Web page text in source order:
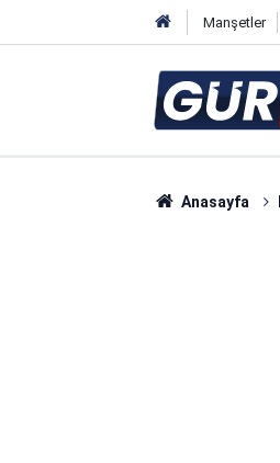
Manşetler
Anasayfa